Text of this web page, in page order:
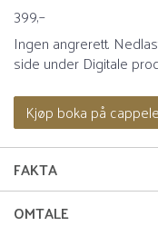
399,–
Ingen angrerett.
side under Digitale
Kjøp boka på
FAKTA
Forfatter:
OMTALE